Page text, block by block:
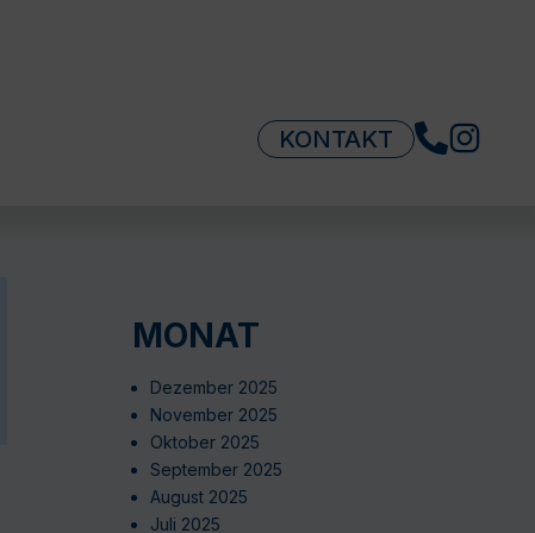
KONTAKT
MONAT
Dezember 2025
November 2025
Oktober 2025
September 2025
August 2025
Juli 2025